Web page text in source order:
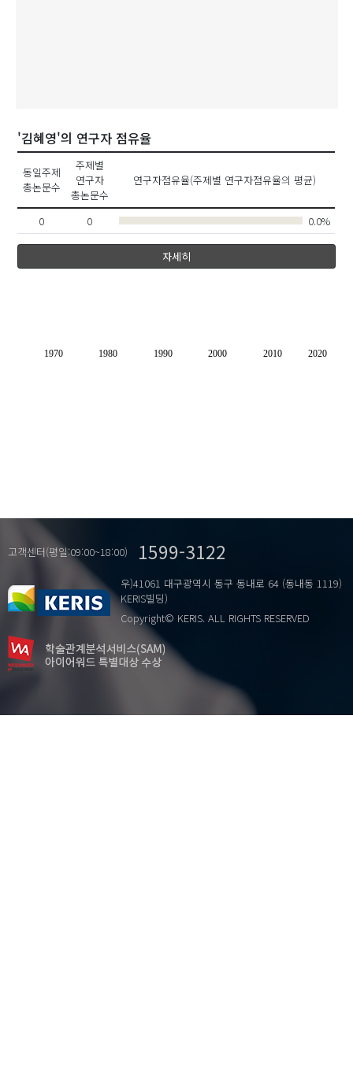
'김혜영'의 연구자 점유율
동일주제
총논문수
주제별
연구자
총논문수
연구자점유율(주제별 연구자점유율의 평균)
0 0 0.0%
자세히
1970 1980 1990 2000 2010 2020
고객센터(평일:09:00~18:00) 1599-3122
우)41061 대구광역시 동구 동내로 64 (동내동 1119)
KERIS빌딩)
Copyright© KERIS. ALL RIGHTS RESERVED